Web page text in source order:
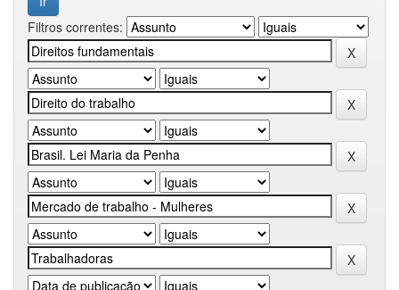
Filtros correntes: